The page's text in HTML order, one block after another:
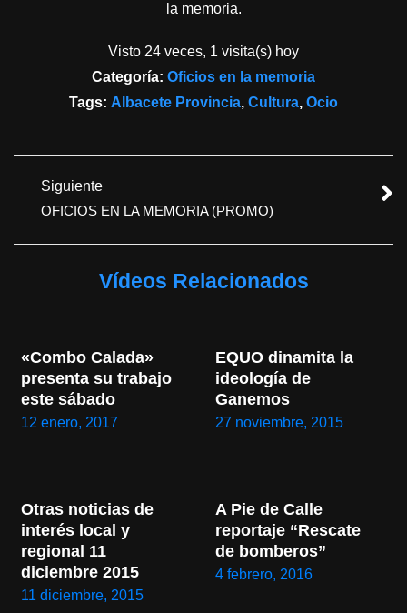
la memoria.
Visto 24 veces, 1 visita(s) hoy
Categoría: Oficios en la memoria
Tags: Albacete Provincia, Cultura, Ocio
Siguiente
OFICIOS EN LA MEMORIA (PROMO)
Vídeos Relacionados
«Combo Calada»
presenta su trabajo
este sábado
12 enero, 2017
EQUO dinamita la
ideología de
Ganemos
27 noviembre, 2015
Otras noticias de
interés local y
regional 11
diciembre 2015
11 diciembre, 2015
A Pie de Calle
reportaje “Rescate
de bomberos”
4 febrero, 2016